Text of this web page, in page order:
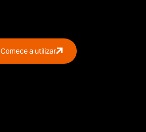
Comece a utilizar